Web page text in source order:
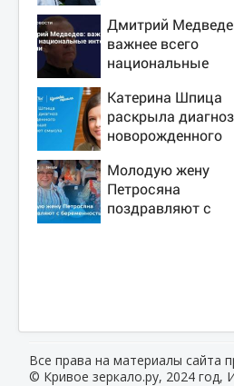
бездействие
Трампа
Дмитрий
важнее всего
национальные
Катерина Шпица
раскрыла диагноз
новорожденного
молчать нет
смысла
Молодую жену
Петросяна
поздравляют с
Все права на материалы сайта
© Кривое зеркало.ру, 2024 год,